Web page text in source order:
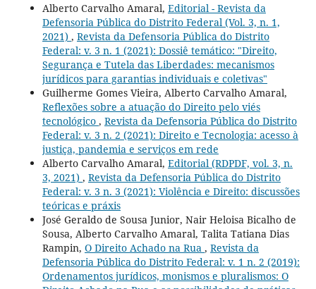
Alberto Carvalho Amaral, Editorial - Revista da
Defensoria Pública do Distrito Federal (Vol. 3, n. 1,
2021) , Revista da Defensoria Pública do Distrito
Federal: v. 3 n. 1 (2021): Dossiê temático: "Direito,
Segurança e Tutela das Liberdades: mecanismos
jurídicos para garantias individuais e coletivas"
Guilherme Gomes Vieira, Alberto Carvalho Amaral,
Reflexões sobre a atuação do Direito pelo viés
tecnológico , Revista da Defensoria Pública do Distrito
Federal: v. 3 n. 2 (2021): Direito e Tecnologia: acesso à
justiça, pandemia e serviços em rede
Alberto Carvalho Amaral, Editorial (RDPDF, vol. 3, n.
3, 2021) , Revista da Defensoria Pública do Distrito
Federal: v. 3 n. 3 (2021): Violência e Direito: discussões
teóricas e práxis
José Geraldo de Sousa Junior, Nair Heloisa Bicalho de
Sousa, Alberto Carvalho Amaral, Talita Tatiana Dias
Rampin, O Direito Achado na Rua , Revista da
Defensoria Pública do Distrito Federal: v. 1 n. 2 (2019):
Ordenamentos jurídicos, monismos e pluralismos: O